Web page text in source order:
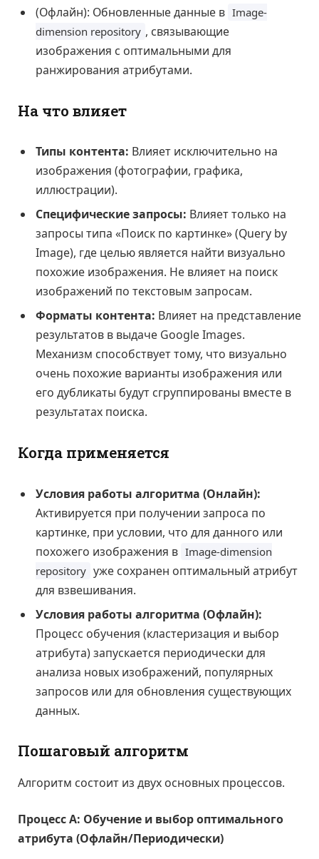
(Офлайн): Обновленные данные в Image-
dimension repository , связывающие
изображения с оптимальными для
ранжирования атрибутами.
На что влияет
Типы контента: Влияет исключительно на
изображения (фотографии, графика,
иллюстрации).
Специфические запросы: Влияет только на
запросы типа «Поиск по картинке» (Query by
Image), где целью является найти визуально
похожие изображения. Не влияет на поиск
изображений по текстовым запросам.
Форматы контента: Влияет на представление
результатов в выдаче Google Images.
Механизм способствует тому, что визуально
очень похожие варианты изображения или
его дубликаты будут сгруппированы вместе в
результатах поиска.
Когда применяется
Условия работы алгоритма (Онлайн):
Активируется при получении запроса по
картинке, при условии, что для данного или
похожего изображения в Image-dimension
repository уже сохранен оптимальный атрибут
для взвешивания.
Условия работы алгоритма (Офлайн):
Процесс обучения (кластеризация и выбор
атрибута) запускается периодически для
анализа новых изображений, популярных
запросов или для обновления существующих
данных.
Пошаговый алгоритм
Алгоритм состоит из двух основных процессов.
Процесс А: Обучение и выбор оптимального
атрибута (Офлайн/Периодически)